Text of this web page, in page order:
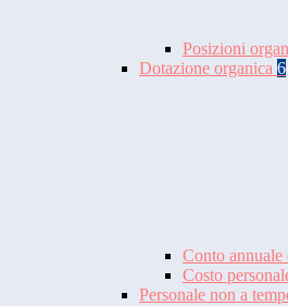
Posizioni
Dotazione organica 6
Conto annuale
Costo
Personale non a